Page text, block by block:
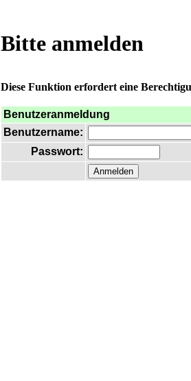
Bitte anmelden
Diese Funktion erfordert eine
Benutzeranmeldung
Benutzername:
Passwort: